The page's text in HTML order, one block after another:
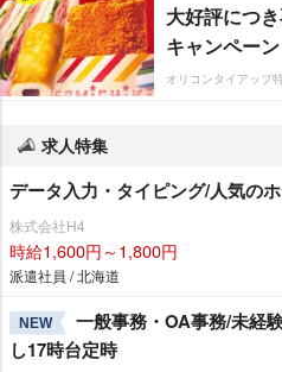
大好評につ
キャンペーン
オリコンタイアップ
求人特集
データ入力・タイピング/人気の
株式会社H4
時給1,600円～1,800円
派遣社員 / 北海道
NEW
一般事務・OA事務/未経
し17時台定時